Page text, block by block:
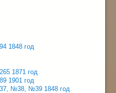
1848 год
1871 год
1901 год
№38, №39 1848 год